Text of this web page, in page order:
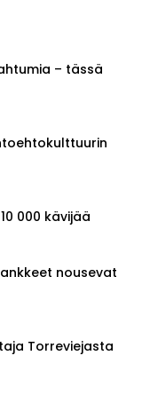
– tässä
000 kävijää
nousevat
Torreviejasta